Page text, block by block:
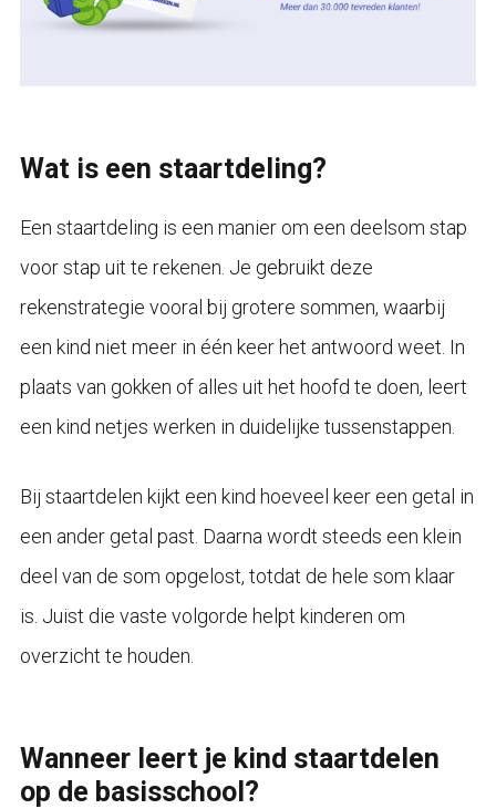
Wat is een staartdeling?
Een staartdeling is een manier om een deelsom stap
voor stap uit te rekenen. Je gebruikt deze
rekenstrategie vooral bij grotere sommen, waarbij
een kind niet meer in één keer het antwoord weet. In
plaats van gokken of alles uit het hoofd te doen, leert
een kind netjes werken in duidelijke tussenstappen.
Bij staartdelen kijkt een kind hoeveel keer een getal in
een ander getal past. Daarna wordt steeds een klein
deel van de som opgelost, totdat de hele som klaar
is. Juist die vaste volgorde helpt kinderen om
overzicht te houden.
Wanneer leert je kind staartdelen
op de basisschool?